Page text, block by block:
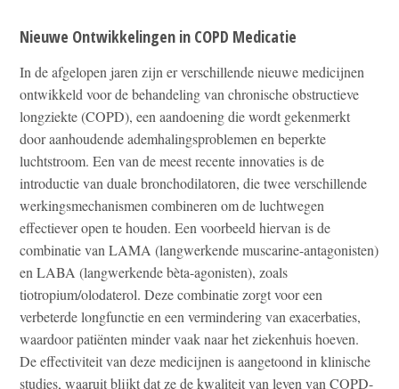
Nieuwe Ontwikkelingen in COPD Medicatie
In de afgelopen jaren zijn er verschillende nieuwe medicijnen
ontwikkeld voor de behandeling van chronische obstructieve
longziekte (COPD), een aandoening die wordt gekenmerkt
door aanhoudende ademhalingsproblemen en beperkte
luchtstroom. Een van de meest recente innovaties is de
introductie van duale bronchodilatoren, die twee verschillende
werkingsmechanismen combineren om de luchtwegen
effectiever open te houden. Een voorbeeld hiervan is de
combinatie van LAMA (langwerkende muscarine-antagonisten)
en LABA (langwerkende bèta-agonisten), zoals
tiotropium/olodaterol. Deze combinatie zorgt voor een
verbeterde longfunctie en een vermindering van exacerbaties,
waardoor patiënten minder vaak naar het ziekenhuis hoeven.
De effectiviteit van deze medicijnen is aangetoond in klinische
studies, waaruit blijkt dat ze de kwaliteit van leven van COPD-